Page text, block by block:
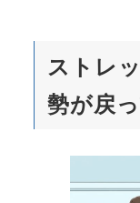
ストレ
勢が戻